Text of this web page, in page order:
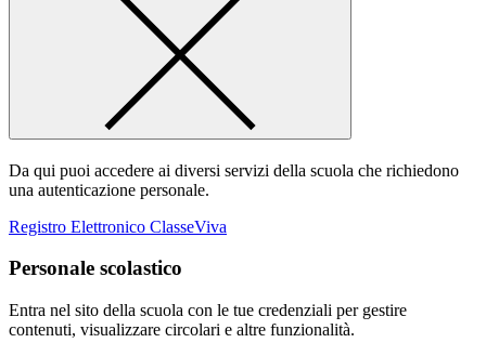
Da qui puoi accedere ai diversi servizi della scuola che richiedono
una autenticazione personale.
Registro Elettronico ClasseViva
Personale scolastico
Entra nel sito della scuola con le tue credenziali per gestire
contenuti, visualizzare circolari e altre funzionalità.